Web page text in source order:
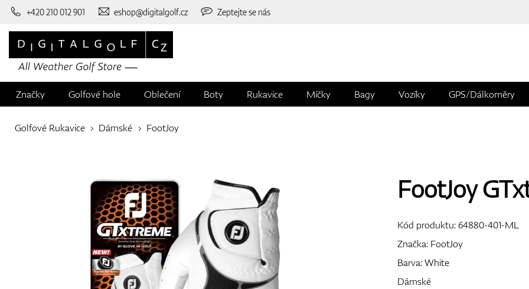
+420 210 012 901 eshop@digitalgolf.cz Zeptejte se nás
Značky Golfové hole Oblečení Boty Rukavice Míčky Bagy Vozíky GPS/Dálkoměry
Golfové Rukavice Dámské FootJoy
FootJoy
Kód produktu:64880-401-ML
Značka: FootJoy
Barva: White
Dámské